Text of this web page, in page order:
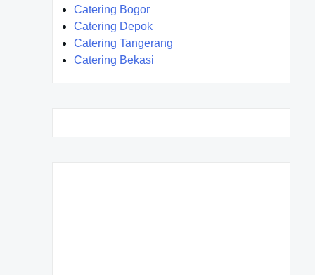
Catering Bogor
Catering Depok
Catering Tangerang
Catering Bekasi